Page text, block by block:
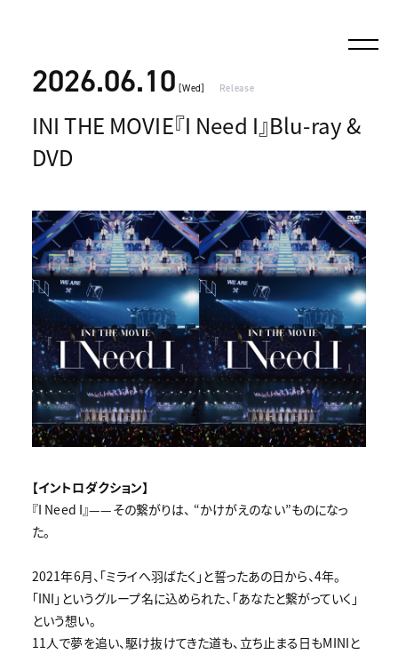
2026.06.10 [Wed] Release
INI THE MOVIE『I Need I』Blu-ray &
DVD
【イントロダクション】
『I Need I』——その繋がりは、 “かけがえのない”ものになっ
た。
2021年6月、「ミライへ羽ばたく」と誓ったあの日から、4年。
「INI」というグループ名に込められた、「あなたと繋がっていく」
という想い。
11人で夢を追い、駆け抜けてきた道も、立ち止まる日もMINIと